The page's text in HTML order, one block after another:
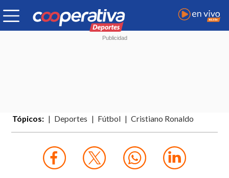
Tópicos: Deportes Fútbol Cristiano Ronaldo